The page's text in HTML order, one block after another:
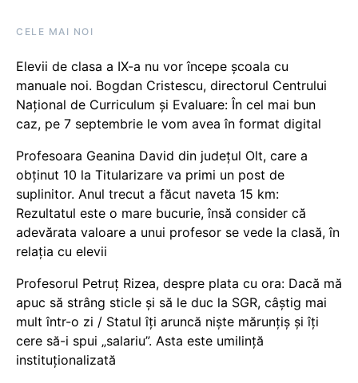
CELE MAI NOI
Elevii de clasa a IX-a nu vor începe școala cu
manuale noi. Bogdan Cristescu, directorul Centrului
Național de Curriculum și Evaluare: În cel mai bun
caz, pe 7 septembrie le vom avea în format digital
Profesoara Geanina David din județul Olt, care a
obținut 10 la Titularizare va primi un post de
suplinitor. Anul trecut a făcut naveta 15 km:
Rezultatul este o mare bucurie, însă consider că
adevărata valoare a unui profesor se vede la clasă, în
relația cu elevii
Profesorul Petruț Rizea, despre plata cu ora: Dacă mă
apuc să strâng sticle și să le duc la SGR, câștig mai
mult într-o zi / Statul îți aruncă niște mărunțiș și îți
cere să-i spui „salariu”. Asta este umilință
instituționalizată